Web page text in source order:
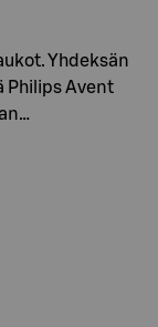
Yhdeksän
Philips Avent